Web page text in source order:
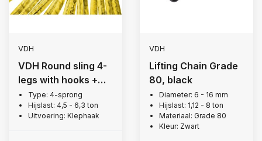
VDH
VDH Round sling 4-
legs with hooks +
latch, 4,5 ton
Type: 4-sprong
Hijslast: 4,5 - 6,3 ton
Uitvoering: Klephaak
VDH
Lifting Chain Grade
80, black
Diameter: 6 - 16 mm
Hijslast: 1,12 - 8 ton
Materiaal: Grade 80
Kleur: Zwart